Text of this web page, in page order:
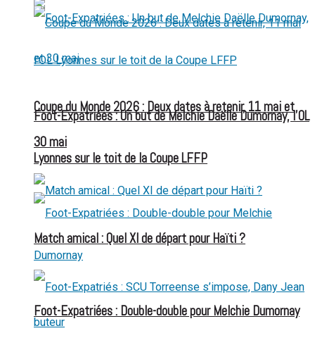
Foot-Expatriées : Un but de Melchie Daëlle Dumornay, l’OL
Lyonnes sur le toit de la Coupe LFFP
Foot-Expatriées : Double-double pour Melchie Dumornay
Coupe du Monde 2026 : Deux dates à retenir, 11 mai et
30 mai
Match amical : Quel XI de départ pour Haïti ?